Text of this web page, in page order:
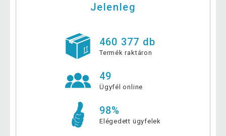
Jelenleg
460 377 db
Termék raktáron
49
Ügyfél online
98%
Elégedett ügyfelek